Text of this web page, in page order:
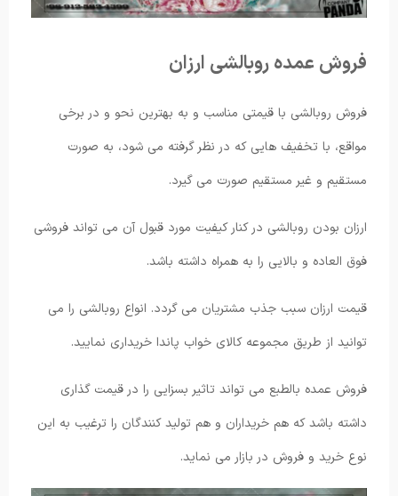
فروش عمده روبالشی ارزان
فروش روبالشی با قیمتی مناسب و به بهترین نحو و در برخی
مواقع، با تخفیف هایی که در نظر گرفته می شود، به صورت
مستقیم و غیر مستقیم صورت می گیرد.
ارزان بودن روبالشی در کنار کیفیت مورد قبول آن می تواند فروشی
فوق العاده و بالایی را به همراه داشته باشد.
قیمت ارزان سبب جذب مشتریان می گردد. انواع روبالشی را می
توانید از طریق مجموعه کالای خواب پاندا خریداری نمایید.
فروش عمده بالطبع می تواند تاثیر بسزایی را در قیمت گذاری
داشته باشد که هم خریداران و هم تولید کنندگان را ترغیب به این
نوع خرید و فروش در بازار می نماید.